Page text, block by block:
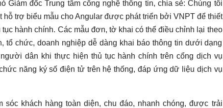
Giám đốc Trung tâm công nghệ thông tin, chia sẻ: Chúng tôi
trợ biểu mẫu cho Angular được phát triển bởi VNPT để thiết
hành chính. Các mẫu đơn, tờ khai có thể điều chỉnh lại theo
tổ chức, doanh nghiệp dễ dàng khai báo thông tin dưới dạng
dân khi thực hiện thủ tục hành chính trên cổng dịch vụ
năng ký số điện tử trên hệ thống, đáp ứng dữ liệu dịch vụ
sóc khách hàng toàn diện, chu đáo, nhanh chóng, được trải